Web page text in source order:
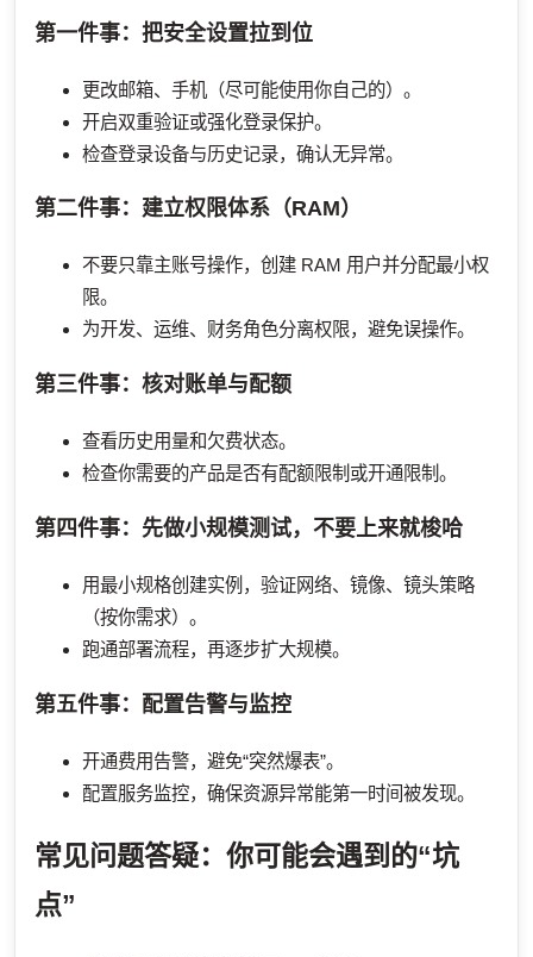
第一件事：把安全设置拉到位
更改邮箱、手机（尽可能使用你自己的）。
开启双重验证或强化登录保护。
检查登录设备与历史记录，确认无异常。
第二件事：建立权限体系（RAM）
不要只靠主账号操作，创建 RAM 用户并分配最小权
限。
为开发、运维、财务角色分离权限，避免误操作。
第三件事：核对账单与配额
查看历史用量和欠费状态。
检查你需要的产品是否有配额限制或开通限制。
第四件事：先做小规模测试，不要上来就梭哈
用最小规格创建实例，验证网络、镜像、镜头策略
（按你需求）。
跑通部署流程，再逐步扩大规模。
第五件事：配置告警与监控
开通费用告警，避免“突然爆表”。
配置服务监控，确保资源异常能第一时间被发现。
常见问题答疑：你可能会遇到的“坑
点”